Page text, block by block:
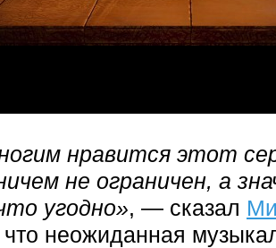
нравится этот
не ограничен, а
угодно», — сказал
неожиданная